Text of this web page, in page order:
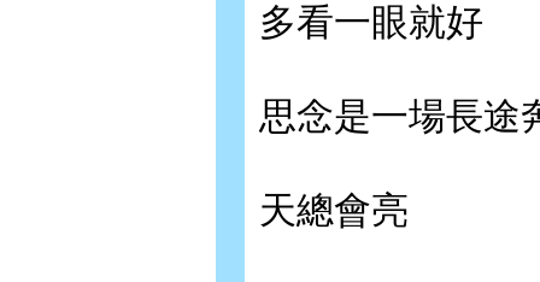
多看一眼就好
思念是一場長途
天總會亮